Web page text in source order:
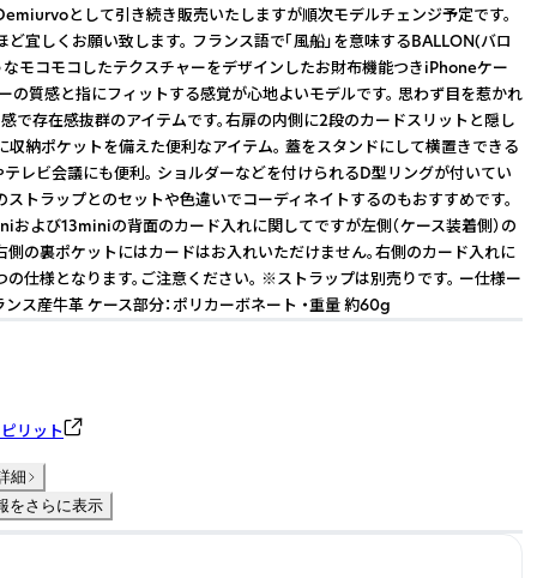
として引き続き販売いたしますが順次モデルチェンジ予定です。
ど宜しくお願い致します。 フランス語で「風船」を意味するBALLON(バロ
なモコモコしたテクスチャーをデザインしたお財布機能つきiPhoneケー
の質感と指にフィットする感覚が心地よいモデルです。 思わず目を惹かれ
で存在感抜群のアイテムです。右扉の内側に2段のカードスリットと隠し
収納ポケットを備えた便利なアイテム。 蓋をスタンドにして横置きできる
レビ会議にも便利。 ショルダーなどを付けられるD型リングが付いてい
ストラップとのセットや色違いでコーディネイトするのもおすすめです。
よび13miniの背面のカード入れに関してですが左側（ケース装着側）の
側の裏ポケットにはカードはお入れいただけません。右側のカード入れに
の仕様となります。ご注意ください。 ※ストラップは別売りです。 ー仕様ー
ンス産牛革 ケース部分：ポリカーボネート ・重量 約60g
リット
細
をさらに表示